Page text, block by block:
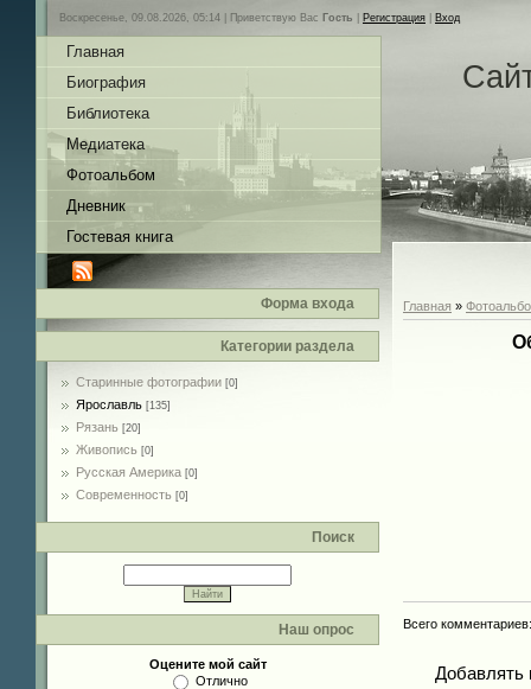
Воскресенье, 09.08.2026, 05:14 | Приветствую Вас Гость Регистрация Вход
Главная
Биография
Библиотека
Медиатека
Фотоальбом
Дневник
Гостевая книга
Форма входа
Категории раздела
Старинные фотографии [0]
Ярославль [135]
Рязань [20]
Живопись [0]
Русская Америка [0]
Современность [0]
Поиск
Наш опрос
Оцените мой сайт
Отлично
Главная »
Всего комментариев
Добавлять